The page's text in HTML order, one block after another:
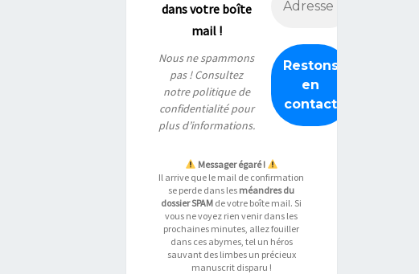
dans votre boîte
mail !
Nous ne spammons
pas ! Consultez
notrepolitique de
confidentialitépour
plus d’informations.
Messager égaré !
Il arrive que le mail de confirmation
se perde dans les méandres du
dossier SPAM de votre boîte mail. Si
vous ne voyez rien venir dans les
prochaines minutes, allez fouiller
dans ces abymes, tel un héros
sauvant des limbes un précieux
manuscrit disparu !